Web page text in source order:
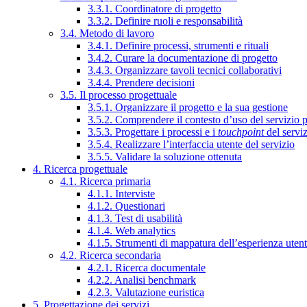
3.3.1. Coordinatore di progetto
3.3.2. Definire ruoli e responsabilità
3.4. Metodo di lavoro
3.4.1. Definire processi, strumenti e rituali
3.4.2. Curare la documentazione di progetto
3.4.3. Organizzare tavoli tecnici collaborativi
3.4.4. Prendere decisioni
3.5. Il processo progettuale
3.5.1. Organizzare il progetto e la sua gestione
3.5.2. Comprendere il contesto d’uso del servizio
3.5.3. Progettare i processi e i touchpointdel
3.5.4. Realizzare l’interfaccia utente del servizio
3.5.5. Validare la soluzione ottenuta
4. Ricerca progettuale
4.1. Ricerca primaria
4.1.1. Interviste
4.1.2. Questionari
4.1.3. Test di usabilità
4.1.4. Web analytics
4.1.5. Strumenti di mappatura dell’esperienza
4.2. Ricerca secondaria
4.2.1. Ricerca documentale
4.2.2. Analisi benchmark
4.2.3. Valutazione euristica
5. Progettazione dei servizi